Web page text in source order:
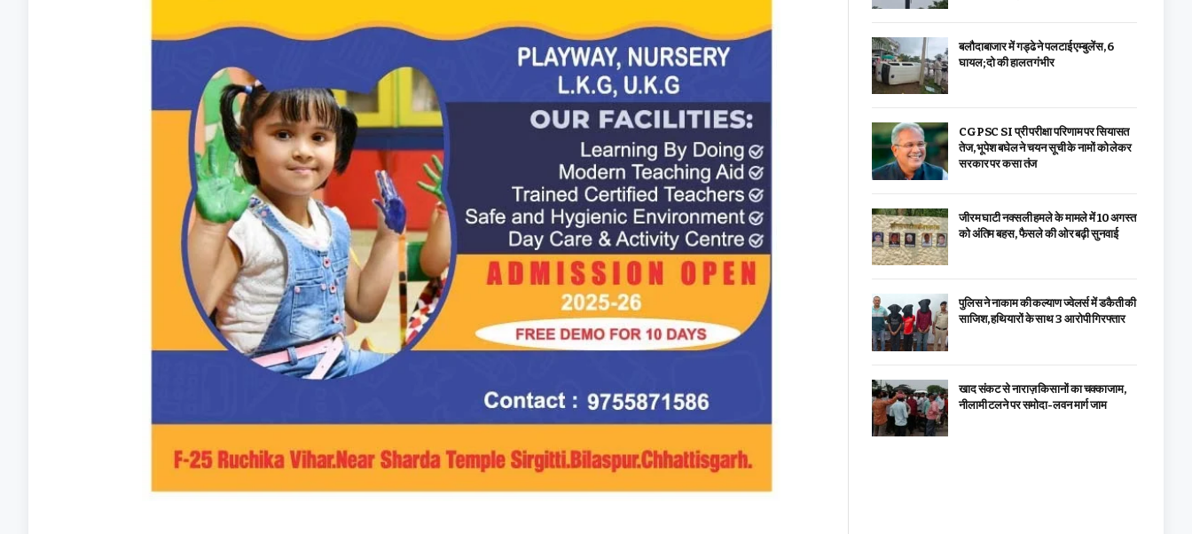
बलौदाबाजार में गड्ढे ने पलटाई एम्बुलेंस, 6
घायल; दो की हालत गंभीर
CGPSC SI प्री परीक्षा परिणाम पर सियासत
तेज, भूपेश बघेल ने चयन सूची के नामों को लेकर
सरकार पर कसा तंज
जीरम घाटी नक्सली हमले के मामले में 10 अगस्त
को अंतिम बहस, फैसले की ओर बढ़ी सुनवाई
पुलिस ने नाकाम की कल्याण ज्वेलर्स में डकैती की
साजिश, हथियारों के साथ 3 आरोपी गिरफ्तार
खाद संकट से नाराज़ किसानों का चक्काजाम,
नीलामी टलने पर समोदा-लवन मार्ग जाम